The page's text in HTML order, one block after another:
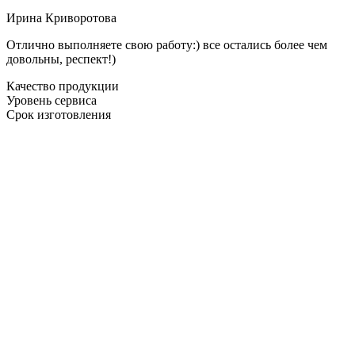
Ирина Криворотова
Отлично выполняете свою работу:) все остались более чем
довольны, респект!)
Качество продукции
Уровень сервиса
Срок изготовления